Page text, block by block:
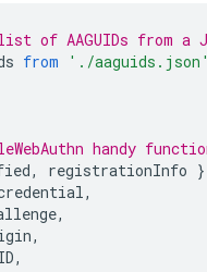
of AAGUIDs from a
from './aaguids.json'
handy
, registrationInfo }
,
,
,
,